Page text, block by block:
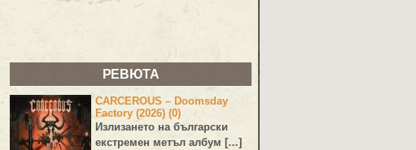
РЕВЮТА
CARCEROUS – Doomsday
Factory (2026) (0)
Излизането на български
екстремен метъл албум […]